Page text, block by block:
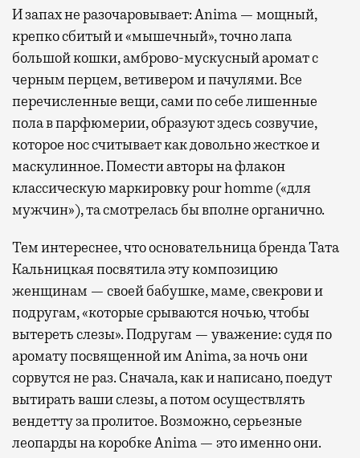
И запах не разочаровывает: Anima — мощный,
крепко сбитый и «мышечный», точно лапа
большой кошки, амброво-мускусный аромат с
черным перцем, ветивером и пачулями. Все
перечисленные вещи, сами по себе лишенные
пола в парфюмерии, образуют здесь созвучие,
которое нос считывает как довольно жесткое и
маскулинное. Помести авторы на флакон
классическую маркировку pour homme («для
мужчин»), та смотрелась бы вполне органично.
Тем интереснее, что основательница бренда Тата
Кальницкая посвятила эту композицию
женщинам — своей бабушке, маме, свекрови и
подругам, «которые срываются ночью, чтобы
вытереть слезы». Подругам — уважение: судя по
аромату посвященной им Anima, за ночь они
сорвутся не раз. Сначала, как и написано, поедут
вытирать ваши слезы, а потом осуществлять
вендетту за пролитое. Возможно, серьезные
леопарды на коробке Anima — это именно они.